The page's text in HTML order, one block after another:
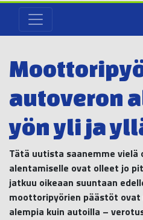
autoveron
yön yli ja
Tätä uutista saanemme
alentamiselle ovat olleet jo
jatkuu oikeaan suuntaan
moottoripyörien päästöt ovat
alempia kuin autoilla –